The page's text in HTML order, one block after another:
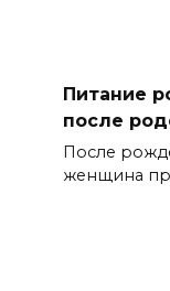
Питание
после
После
женщина